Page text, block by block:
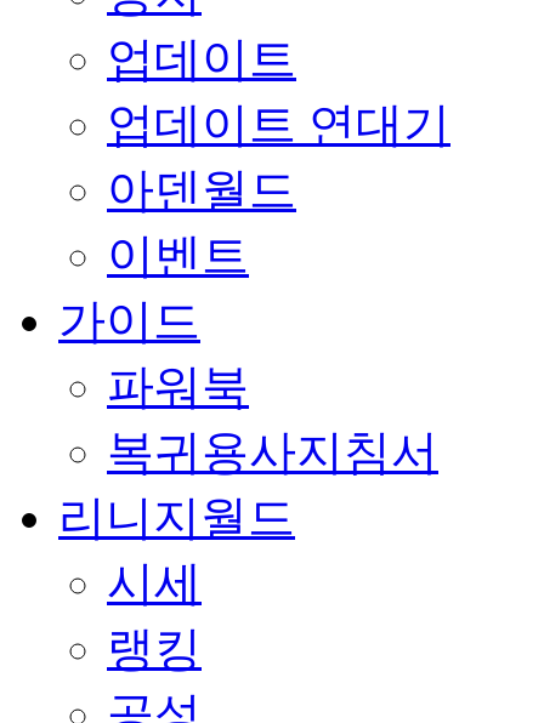
업데이트
업데이트 연대기
아덴월드
이벤트
가이드
파워북
복귀용사지침서
리니지월드
시세
랭킹